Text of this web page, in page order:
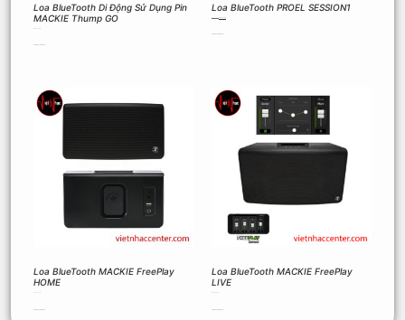
Loa BlueTooth Di Động Sử Dụng Pin
MACKIE Thump GO
Loa BlueTooth PROEL SESSION1
Loa BlueTooth MACKIE FreePlay
HOME
Loa BlueTooth MACKIE FreePlay
LIVE